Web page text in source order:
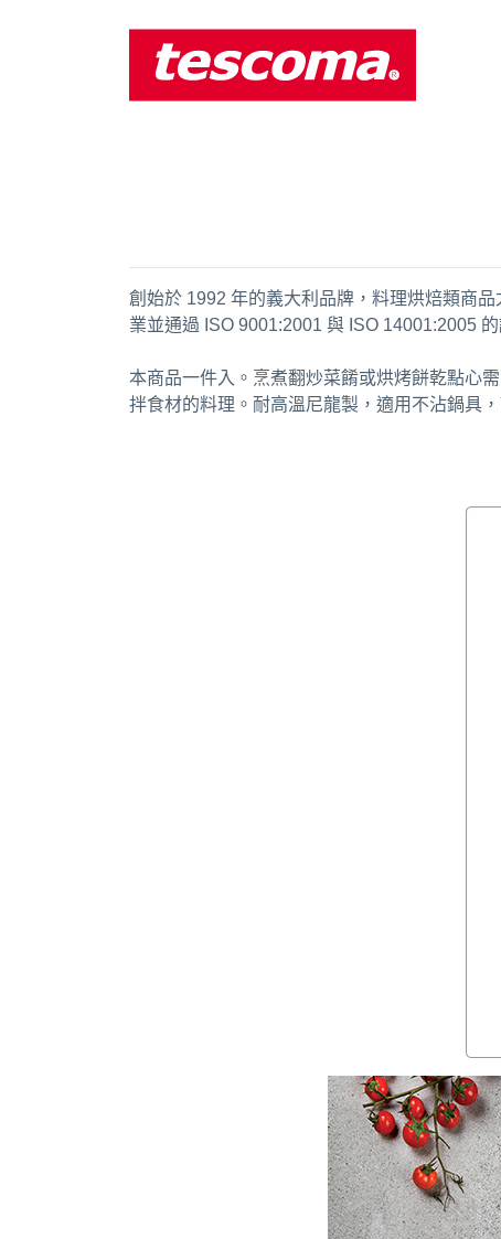
創始於 1992 年的義大利品牌，料理烘焙類商
業並通過 ISO 9001:2001 與 ISO 14001:2005
本商品一件入。烹煮翻炒菜餚或烘烤餅乾點心
拌食材的料理。耐高溫尼龍製，適用不沾鍋具